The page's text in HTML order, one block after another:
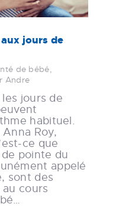
jours de
de bébé,
Andre
jours de
habituel.
Roy,
ce que
pointe du
appelé
sont des
cours